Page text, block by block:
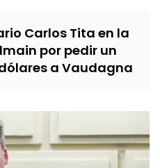
Carlos Tita en la
por pedir un
a Vaudagna